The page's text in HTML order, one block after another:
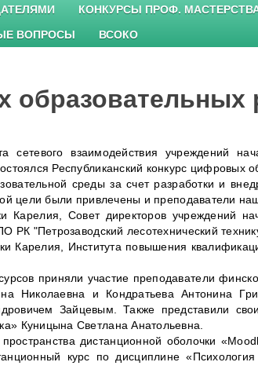
КОНКУРСЫ ПРОФ.
ВОПРОСЫ ВСОКО
образовательных
взаимодействия учреждений
Республиканский конкурс цифровых
среды за счет разработки и
цели были привлечены и преподаватели
Карелия, Совет директоров учреждений
РК "Петрозаводский лесотехнический
Карелия, Института повышения
приняли участие преподаватели
Николаевна и Кондратьева Антонина
Зайцевым. Также представили
Куницына Светлана Анатольевна.
дистанционной оболочки «
курс по дисциплине